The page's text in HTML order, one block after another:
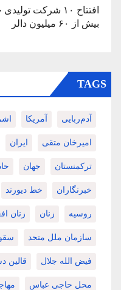
افتتاح ۱۰ شرکت
بیش از ۶۰ میلیون دالر
TAGS
آدم‌ربایی آمریکا
امیرخان متقی ایران
ترکمنستان جهان
خبرنگاران خط دیورند
روسیه زنان زنان
سازمان ملل متحد
فیض الله جلال قالین
محل حاجی عباس